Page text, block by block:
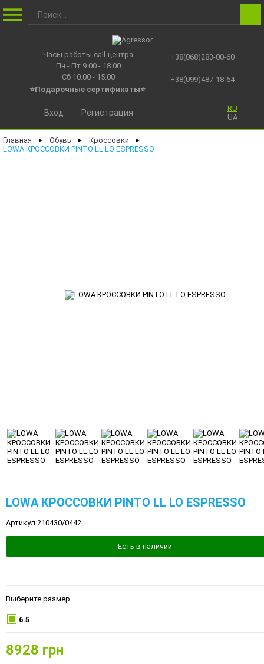
Часы работы call-центра
Пн - Пт 9.00 - 18.00
Сб 10.00 - 15.00
⭐Подарочные сертификаты⭐
+38(068)283-00-60
+38(099)487-18-64
RU
UA
Вход Регистрация
Главная ► Обувь ► Кроссовки ►
LOWA КРОССОВКИ PINTO LL LO ESPRESSO
LOWA КРОССОВКИ PINTO LL LO ESPRESSO
Артикул 210430/0442
Есть в наличии
Выберите размер
6.5
8928 грн